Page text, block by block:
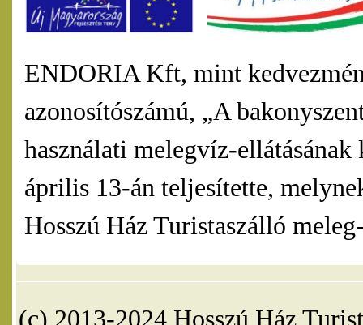
ENDORIA Kft, mint
azonosítószámú, „A
használati melegvíz-
április 13-án teljesítette,
Hosszú Ház Turistaszálló
(c) 2013-2024 Hosszú Ház